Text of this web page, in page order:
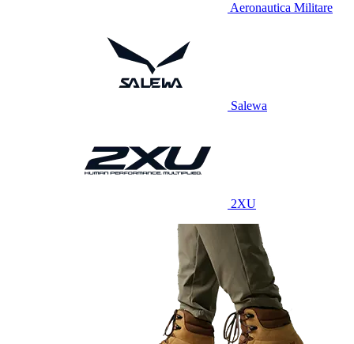
Aeronautica Militare
Salewa
2XU